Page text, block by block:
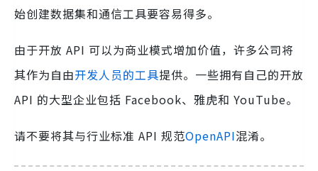
始创建数据集和通信工具要容易得多。
由于开放 API 可以为商业模式增加价值，许多公司将
其作为自由开发人员的工具提供。一些拥有自己的开放
API 的大型企业包括 Facebook、雅虎和 YouTube。
请不要将其与行业标准 API 规范OpenAPI混淆。